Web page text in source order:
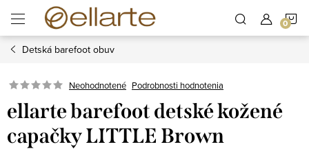
obsah
Detská barefoot obuv
Neohodnotené Podrobnosti hodnotenia
ellarte barefoot detské kožené
capačky LITTLE Brown